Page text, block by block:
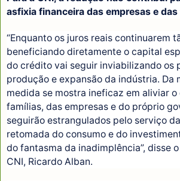
asfixia financeira das empresas e
“Enquanto os juros reais continuarem
beneficiando diretamente o capital
do crédito vai seguir inviabilizando os
produção e expansão da indústria. Da
medida se mostra ineficaz em aliviar
famílias, das empresas e do próprio
seguirão estrangulados pelo serviço
retomada do consumo e do
do fantasma da inadimplência”, disse
CNI, Ricardo Alban.